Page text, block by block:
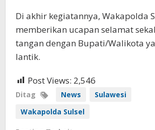
Di akhir kegiatannya, Wakapolda
memberikan ucapan selamat
tangan dengan Bupati/Walikota
lantik.
Post Views: 2,546
Ditag News
Sulawesi
Wakapolda Sulsel